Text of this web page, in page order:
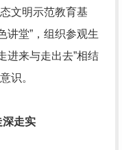
文明示范教育基
讲堂”，组织参观生
进来与走出去”相结
识。
走实